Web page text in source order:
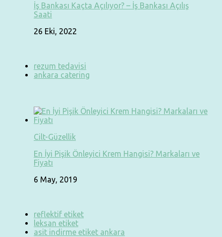
İş Bankası Kaçta Açılıyor? – İş Bankası Açılış
Saati
26 Eki, 2022
rezum tedavisi
ankara catering
Cilt-Güzellik
En İyi Pişik Önleyici Krem Hangisi? Markaları ve
Fiyatı
6 May, 2019
reflektif etiket
leksan etiket
asit indirme etiket ankara